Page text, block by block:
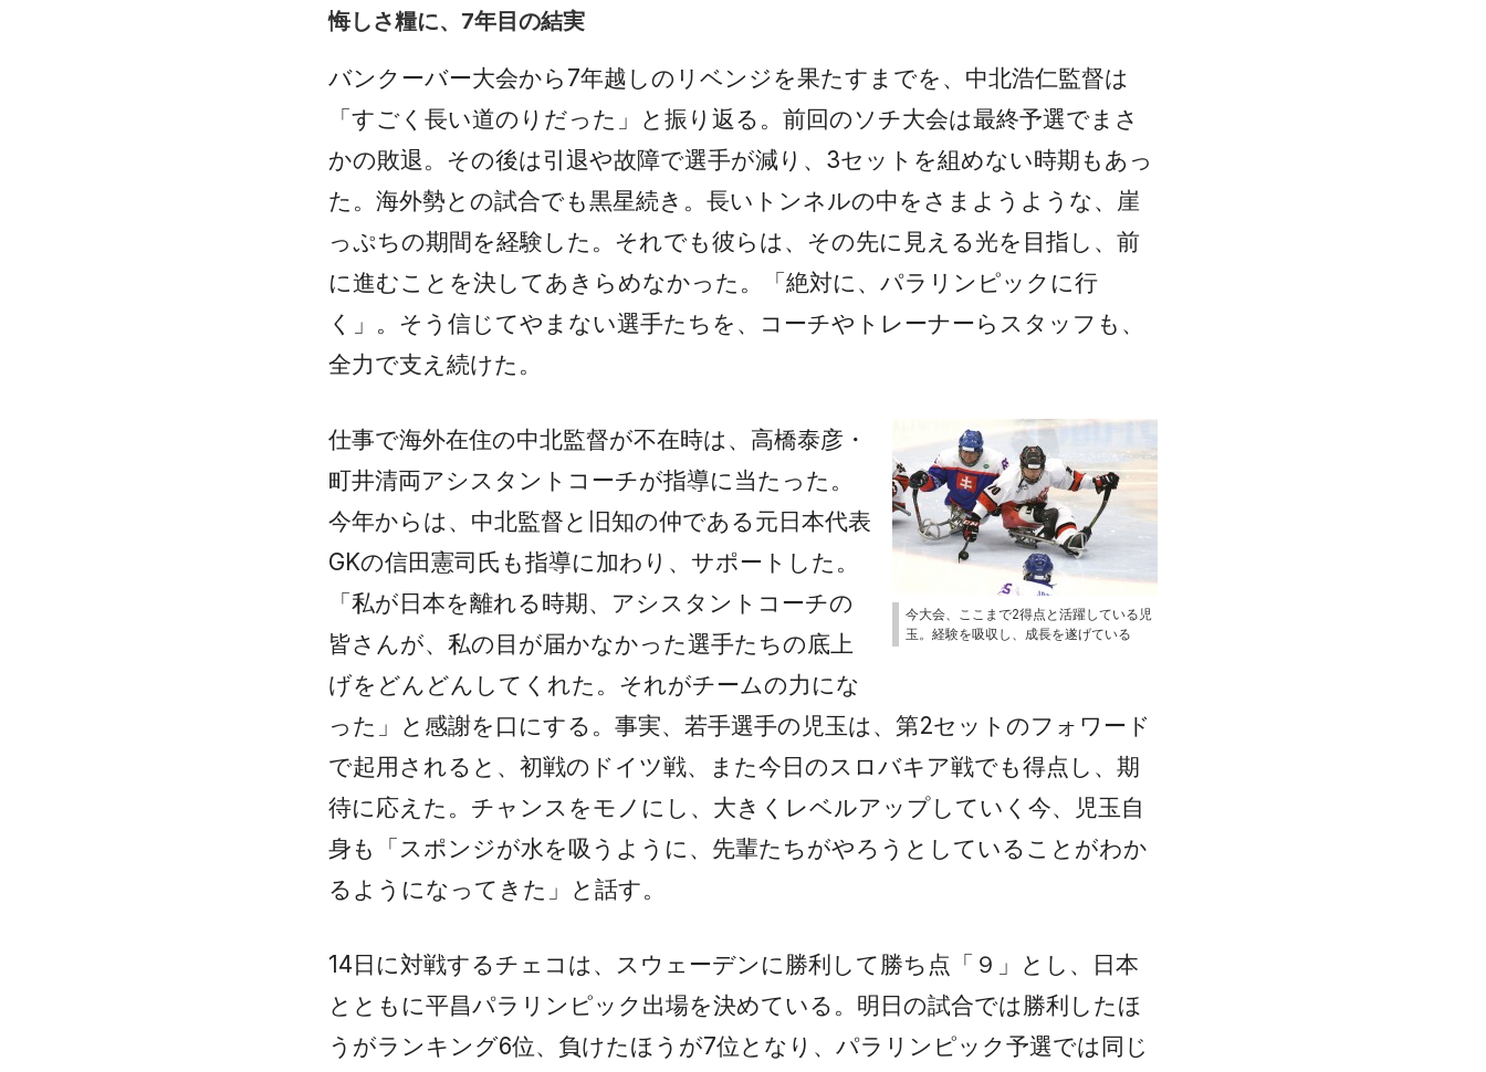
悔しさ糧に、7年目の結実
バンクーバー大会から7年越しのリベンジを果たすまでを、中北浩仁監督は
「すごく長い道のりだった」と振り返る。前回のソチ大会は最終予選でまさ
かの敗退。その後は引退や故障で選手が減り、3セットを組めない時期もあっ
た。海外勢との試合でも黒星続き。長いトンネルの中をさまようような、崖
っぷちの期間を経験した。それでも彼らは、その先に見える光を目指し、前
に進むことを決してあきらめなかった。「絶対に、パラリンピックに行
く」。そう信じてやまない選手たちを、コーチやトレーナーらスタッフも、
全力で支え続けた。
今大会、ここまで2得点と活躍している児
玉。経験を吸収し、成長を遂げている
仕事で海外在住の中北監督が不在時は、高橋泰彦・
町井清両アシスタントコーチが指導に当たった。
今年からは、中北監督と旧知の仲である元日本代表
GKの信田憲司氏も指導に加わり、サポートした。
「私が日本を離れる時期、アシスタントコーチの
皆さんが、私の目が届かなかった選手たちの底上
げをどんどんしてくれた。それがチームの力にな
った」と感謝を口にする。事実、若手選手の児玉は、第2セットのフォワード
で起用されると、初戦のドイツ戦、また今日のスロバキア戦でも得点し、期
待に応えた。チャンスをモノにし、大きくレベルアップしていく今、児玉自
身も「スポンジが水を吸うように、先輩たちがやろうとしていることがわか
るようになってきた」と話す。
14日に対戦するチェコは、スウェーデンに勝利して勝ち点「９」とし、日本
とともに平昌パラリンピック出場を決めている。明日の試合では勝利したほ
うがランキング6位、負けたほうが7位となり、パラリンピック予選では同じ